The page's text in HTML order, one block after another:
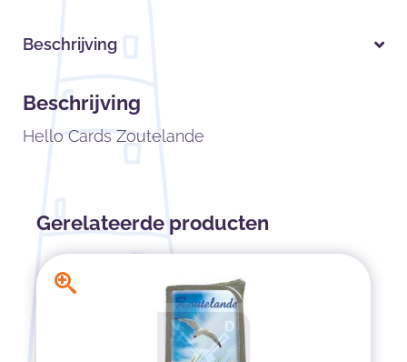
Beschrijving
Beschrijving
Hello Cards Zoutelande
Gerelateerde producten